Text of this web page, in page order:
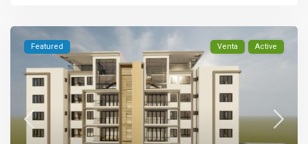
Featured Venta Active